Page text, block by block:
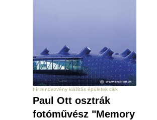
hír rendezvény kiállítás épületek cikk
Paul Ott osztrák
fotóművész "Memory